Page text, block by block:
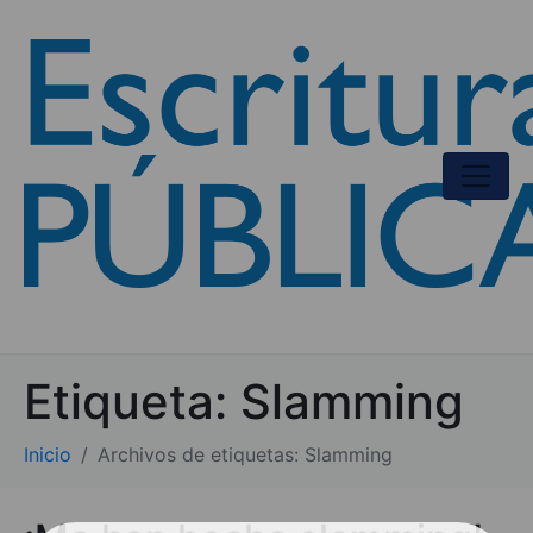
Etiqueta: Slamming
Inicio Archivos de etiquetas: Slamming